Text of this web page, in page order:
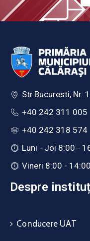
Str.Bucuresti, Nr.
+40 242 311 005
+40 242 318 574
Luni - Joi 8:00 -
Vineri 8:00 - 14:00
Despre
Conducere UAT